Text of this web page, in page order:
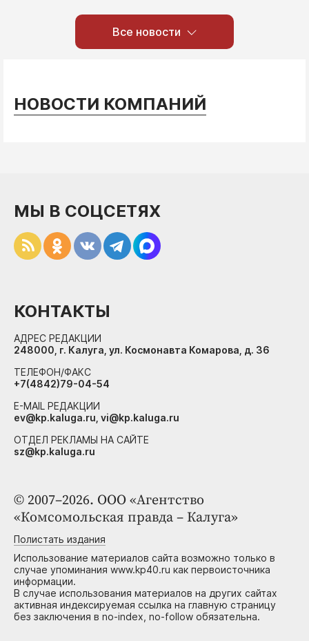
Все новости
НОВОСТИ КОМПАНИЙ
© 2007–2026. ООО «Агентство
«Комсомольская правда – Калуга»
Полистать издания
Использование материалов сайта возможно только в
случае упоминания www.kp40.ru как первоисточника
информации.
В случае использования материалов на других сайтах
активная индексируемая ссылка на главную страницу
без заключения в no-index, no-follow обязательна.
МЫ В СОЦСЕТЯХ
КОНТАКТЫ
АДРЕС РЕДАКЦИИ
248000, г. Калуга, ул. Космонавта Комарова, д. 36
ТЕЛЕФОН/ФАКС
+7(4842)79-04-54
E-MAIL РЕДАКЦИИ
ev@kp.kaluga.ru, vi@kp.kaluga.ru
ОТДЕЛ РЕКЛАМЫ НА САЙТЕ
sz@kp.kaluga.ru